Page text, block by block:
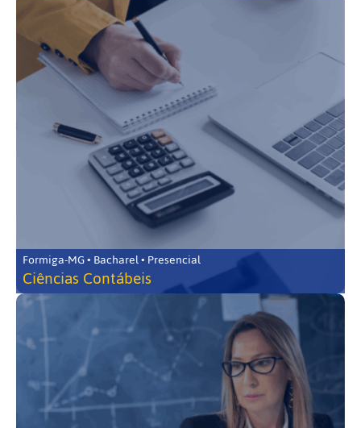
Formiga-MG • Bacharel • Presencial
Ciências Contábeis